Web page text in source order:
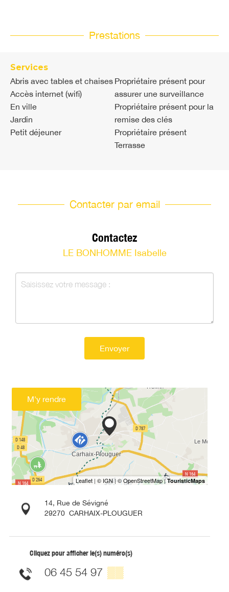
Prestations
Services
Abris avec tables et chaises
Accès internet (wifi)
En ville
Jardin
Petit déjeuner
Propriétaire présent pour
assurer une surveillance
Propriétaire présent pour la
remise des clés
Propriétaire présent
Terrasse
Contacter par email
Contactez
LE BONHOMME Isabelle
Envoyer
M'y rendre
14, Rue de Sévigné
29270 CARHAIX-PLOUGUER
Cliquez pour afficher le(s) numéro(s)
06 45 54 97 ▒▒